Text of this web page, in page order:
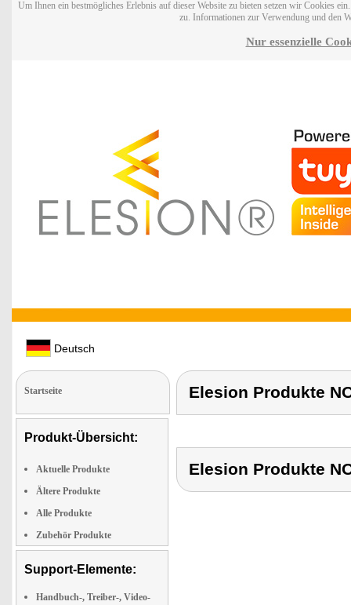
Um Ihnen ein bestmögliches Erlebnis auf dieser Website zu bieten setzen wir Cookies
zu. Informationen zur Verwendung und den
Nur essenzielle
Deutsch
Startseite
Produkt-Übersicht:
Aktuelle Produkte
Ältere Produkte
Alle Produkte
Zubehör Produkte
Support-Elemente:
Handbuch-, Treiber-, Video-
Elesion Produkte
Elesion Produkte